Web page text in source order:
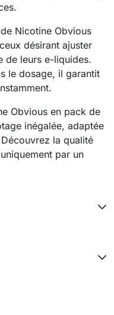
Nicotine Obvious
désirant ajuster
de leurs e-liquides.
le dosage, il garantit
Obvious en pack de
inégalée, adaptée
la qualité
par un